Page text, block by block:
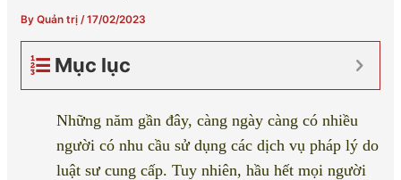
By Quản trị /17/02/2023
Mục lục
Những năm gần đây, càng ngày càng có nhiều
người có nhu cầu sử dụng các dịch vụ pháp lý do
luật sư cung cấp. Tuy nhiên, hầu hết mọi người